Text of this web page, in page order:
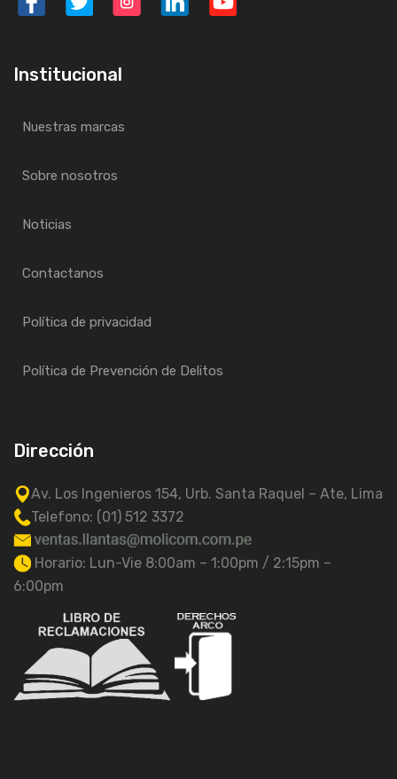
Institucional
Nuestras marcas
Sobre nosotros
Noticias
Contactanos
Política de privacidad
Política de Prevención de Delitos
Dirección
Av. Los Ingenieros 154, Urb. Santa Raquel – Ate, Lima
Telefono: (01) 512 3372
Horario: Lun-Vie 8:00am – 1:00pm / 2:15pm –
6:00pm